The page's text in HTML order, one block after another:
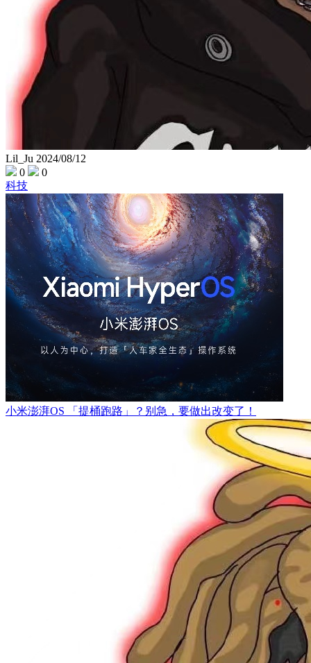
Lil_Ju 2024/08/12
0
0
科技
小米澎湃OS 「提桶跑路」？别急，要做出改变了！